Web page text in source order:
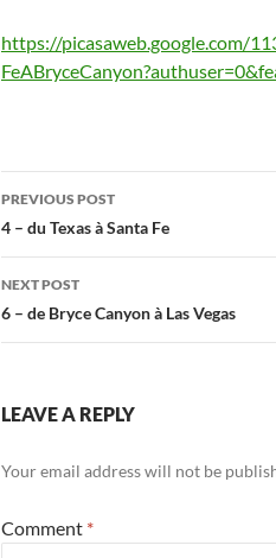
https://picasaweb.google.com/
Post
navigation
PREVIOUS POST
4 – du Texas à Santa Fe
NEXT POST
6 – de Bryce Canyon à Las Vegas
LEAVE A REPLY
Your email address will not be
Comment *